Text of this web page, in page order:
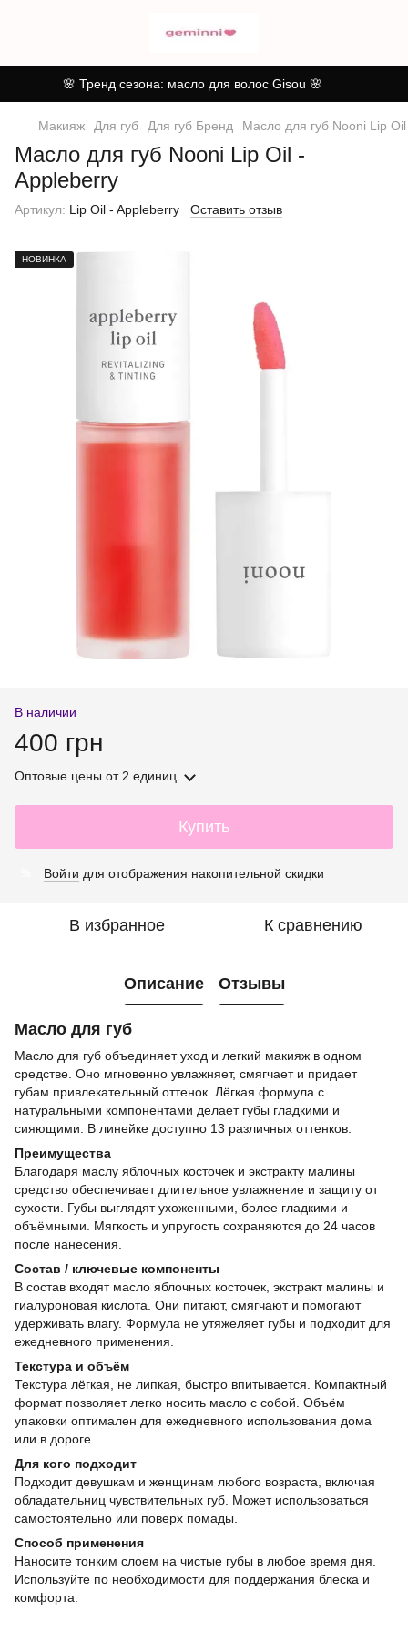
🌸 Тренд сезона: масло для волос Gisou 🌸
Макияж Для губ Для губ Бренд Масло для губ Nooni Lip
Масло для губ Nooni Lip Oil -
Appleberry
Артикул: Lip Oil - Appleberry Оставить отзыв
НОВИНКА
В наличии
400 грн
Оптовые цены от 2 единиц
Купить
Войти для отображения накопительной скидки
В избранное К сравнению
Описание Отзывы
Масло для губ
Масло для губ объединяет уход и легкий макияж в одном
средстве. Оно мгновенно увлажняет, смягчает и придает
губам привлекательный оттенок. Лёгкая формула с
натуральными компонентами делает губы гладкими и
сияющими. В линейке доступно 13 различных оттенков.
Преимущества
Благодаря маслу яблочных косточек и экстракту малины
средство обеспечивает длительное увлажнение и защиту от
сухости. Губы выглядят ухоженными, более гладкими и
объёмными. Мягкость и упругость сохраняются до 24 часов
после нанесения.
Состав / ключевые компоненты
В состав входят масло яблочных косточек, экстракт малины и
гиалуроновая кислота. Они питают, смягчают и помогают
удерживать влагу. Формула не утяжеляет губы и подходит для
ежедневного применения.
Текстура и объём
Текстура лёгкая, не липкая, быстро впитывается. Компактный
формат позволяет легко носить масло с собой. Объём
упаковки оптимален для ежедневного использования дома
или в дороге.
Для кого подходит
Подходит девушкам и женщинам любого возраста, включая
обладательниц чувствительных губ. Может использоваться
самостоятельно или поверх помады.
Способ применения
Наносите тонким слоем на чистые губы в любое время дня.
Используйте по необходимости для поддержания блеска и
комфорта.